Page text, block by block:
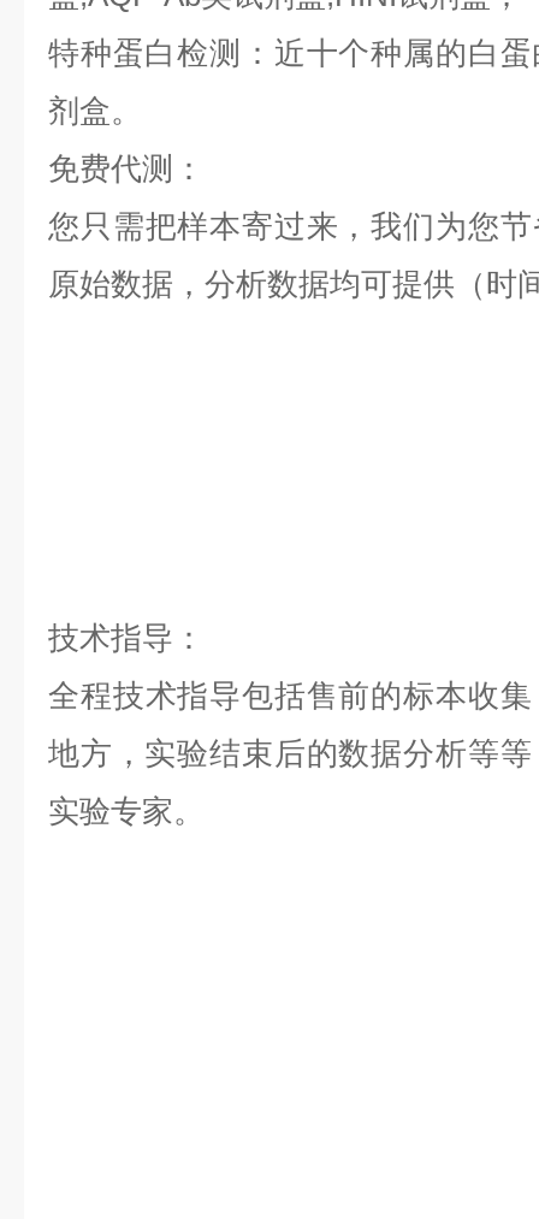
特种蛋白检测：近十个种属的白
剂盒。
免费代测：
您只需把样本寄过来，我们为您
原始数据，分析数据均可提供（时
技术指导：
全程技术指导包括售前的标本收
地方，实验结束后的数据分析等
实验专家。